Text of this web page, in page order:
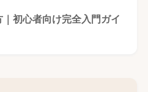
初心者向け完全入門ガイ